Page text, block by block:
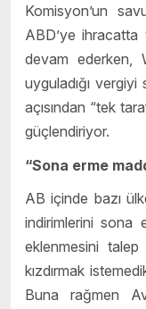
Komisyon’un
ABD’ye
devam ederken,
uyguladığı
açısından “tek
güçlendiriyor.
“Sona erme
AB içinde bazı
indirimlerini sona
eklenmesini
kızdırmak
Buna rağmen